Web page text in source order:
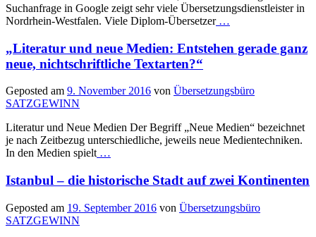
Suchanfrage in Google zeigt sehr viele Übersetzungsdienstleister in
Nordrhein-Westfalen. Viele Diplom-Übersetzer…
„Literatur und neue Medien: Entstehen gerade ganz
neue, nichtschriftliche Textarten?“
Geposted am 9. November 2016 von Übersetzungsbüro
SATZGEWINN
Literatur und Neue Medien Der Begriff „Neue Medien“ bezeichnet
je nach Zeitbezug unterschiedliche, jeweils neue Medientechniken.
In den Medien spielt…
Istanbul – die historische Stadt auf zwei Kontinenten
Geposted am 19. September 2016 von Übersetzungsbüro
SATZGEWINN